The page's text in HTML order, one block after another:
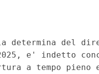
determina del
e' indetto
a tempo pieno